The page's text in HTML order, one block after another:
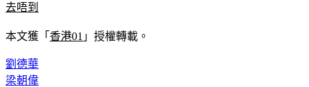
去唔到
本文獲「 香港01 」授權轉載。
劉德華
梁朝偉